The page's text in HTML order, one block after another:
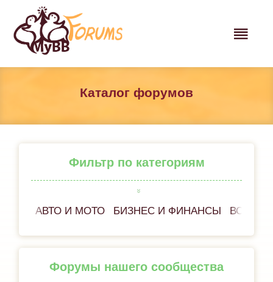
Каталог форумов
Фильтр по категориям
АВТО И МОТО БИЗНЕС И ФИНАНСЫ ВСЁ
Форумы нашего сообщества